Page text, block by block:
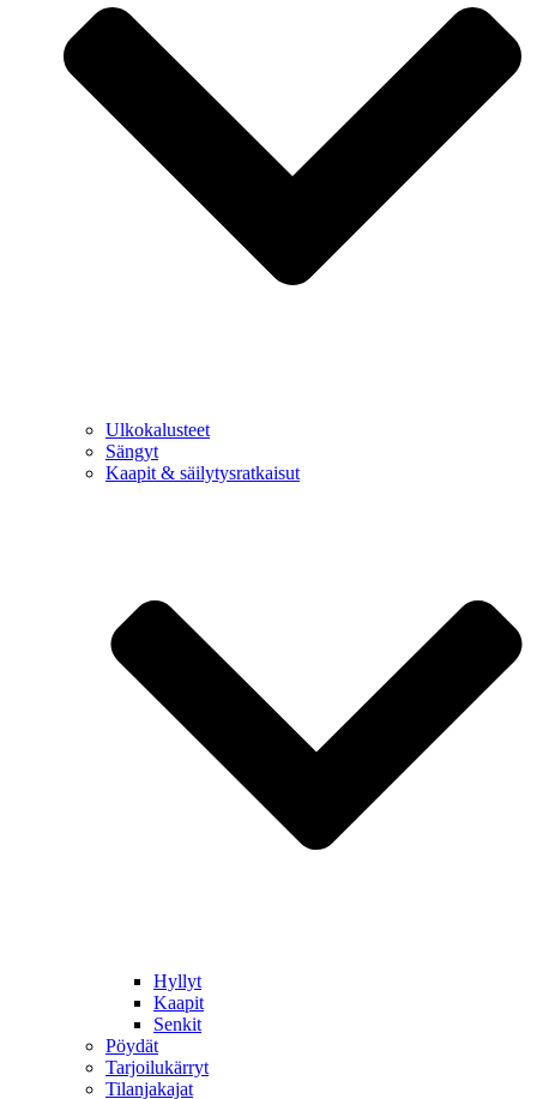
Ulkokalusteet
Sängyt
Kaapit & säilytysratkaisut
Hyllyt
Kaapit
Senkit
Pöydät
Tarjoilukärryt
Tilanjakajat